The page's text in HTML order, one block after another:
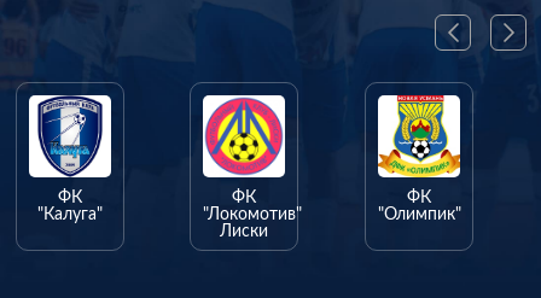
ФК
"Калуга"
ФК
"Локомотив"
Лиски
ФК
"Олимпик"